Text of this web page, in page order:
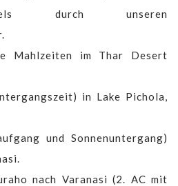
durch unseren
Mahlzeiten im Thar Desert
in Lake Pichola,
und Sonnenuntergang)
nach Varanasi (2. AC mit